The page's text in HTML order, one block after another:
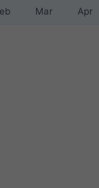
Mar Apr